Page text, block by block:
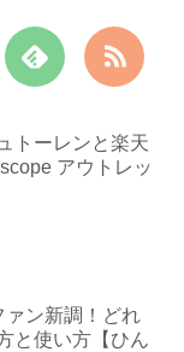
トーレンと楽天
アウトレッ
ァン新調！どれ
と使い方【ひん